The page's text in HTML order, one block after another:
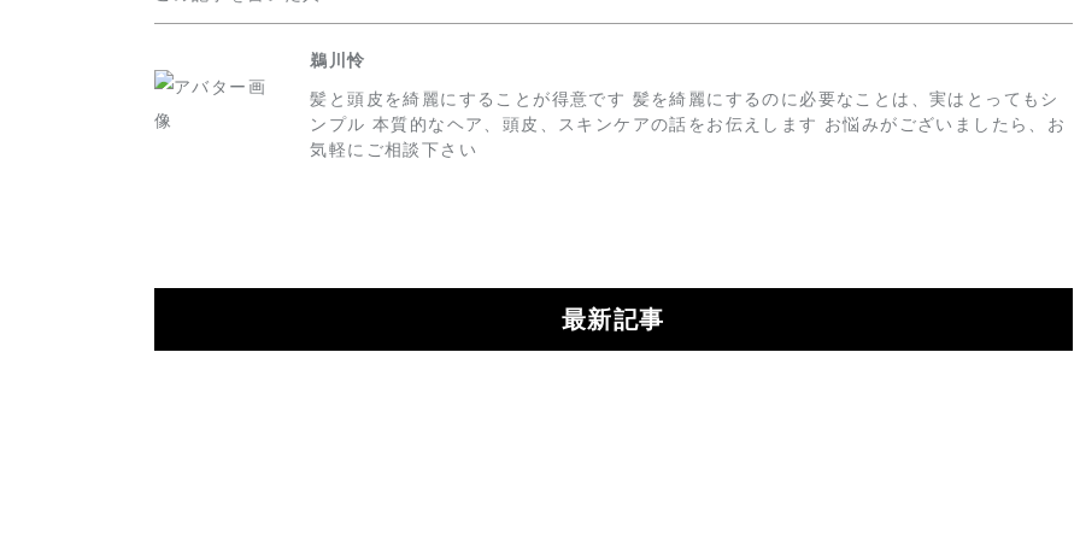
鵜川怜
髪と頭皮を綺麗にすることが得意です 髪を綺麗にするのに必要なことは、実はとってもシ
ンプル 本質的なヘア、頭皮、スキンケアの話をお伝えします お悩みがございましたら、お
気軽にご相談下さい
最新記事